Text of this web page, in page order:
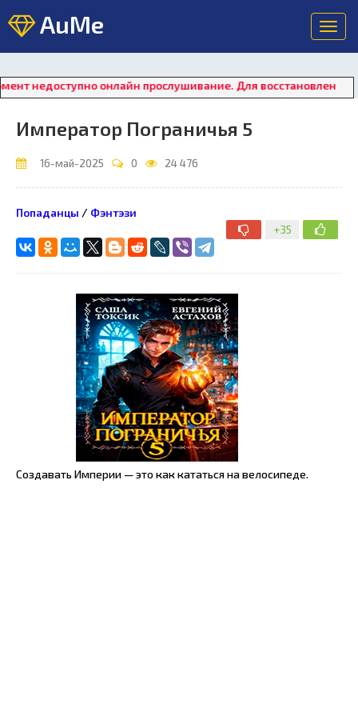
AuMe
онлайн прослушивание. Для восстановления работы
Император Пограничья 5
16-май-2025 0 24 476
+35
Попаданцы / Фэнтэзи
Создавать Империи — это как кататься на велосипеде.